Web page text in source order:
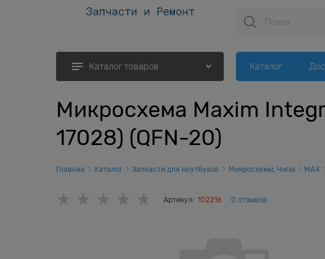
Каталог товаров Каталог
Микросхема Maxim
17028) (QFN-20)
Главная Каталог Запчасти для ноутбуков Микросхемы, Чипы MAX
Артикул: 102216 0 отзывов